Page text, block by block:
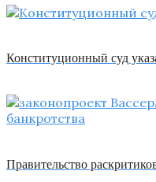
Конституционный суд
Правительство